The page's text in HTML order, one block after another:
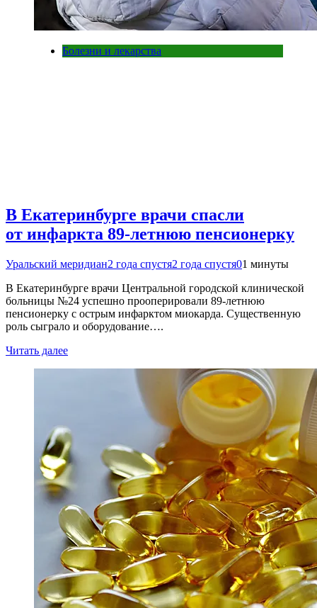
Болезни и лекарства
В Екатеринбурге врачи спасли
от инфаркта 89-летнюю пенсионерку
Уральский меридиан2 года спустя2 года спустя01 минуты
В Екатеринбурге врачи Центральной городской клинической
больницы №24 успешно прооперировали 89-летнюю
пенсионерку с острым инфарктом миокарда. Существенную
роль сыграло и оборудование….
Читать далее